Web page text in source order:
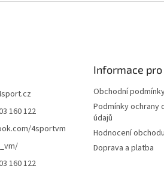
160 122
4sportvm
160 122
Informace
Obchodní
Podmínky ochrany
údajů
Hodnocení obchodu
Doprava a platba